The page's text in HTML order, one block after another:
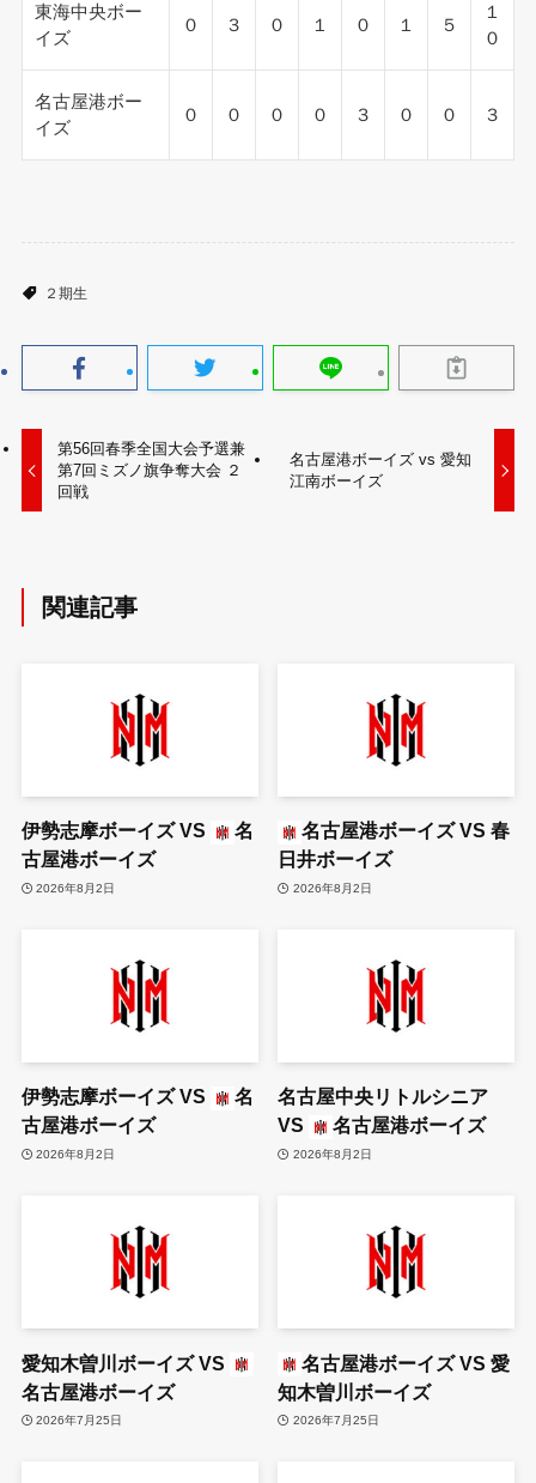
東海中央ボー
イズ
０ ３ ０ １ ０ １ ５
１
０
名古屋港ボー
イズ
０ ０ ０ ０ ３ ０ ０ ３
２期生
第56回春季全国大会予選兼
第7回ミズノ旗争奪大会 ２
回戦
名古屋港ボーイズ vs 愛知
江南ボーイズ
関連記事
伊勢志摩ボーイズVS
名
古屋港ボーイズ
2026年8月2日
名古屋港ボーイズVS春
日井ボーイズ
2026年8月2日
伊勢志摩ボーイズVS
名
古屋港ボーイズ
2026年8月2日
名古屋中央リトルシニア
VS
名古屋港ボーイズ
2026年8月2日
愛知木曽川ボーイズVS
名古屋港ボーイズ
2026年7月25日
名古屋港ボーイズVS愛
知木曽川ボーイズ
2026年7月25日